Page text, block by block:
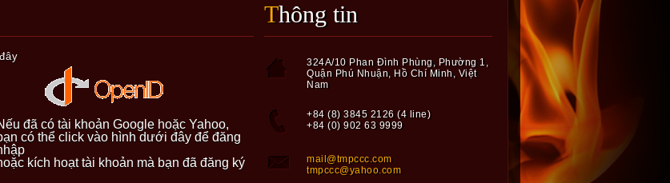
đã có tài khoản Google hoặc Yahoo,
có thể click vào hình dưới đây để đăng
kích hoạt tài khoản mà bạn đã đăng ký
Thông tin
324A/10 Phan Đình Phùng, Phường 1,
Quận Phú Nhuận, Hồ Chí Minh, Việt
Nam
+84 (8) 3845 2126 (4 line)
+84 (0) 902 63 9999
mail@tmpccc.com
tmpccc@yahoo.com